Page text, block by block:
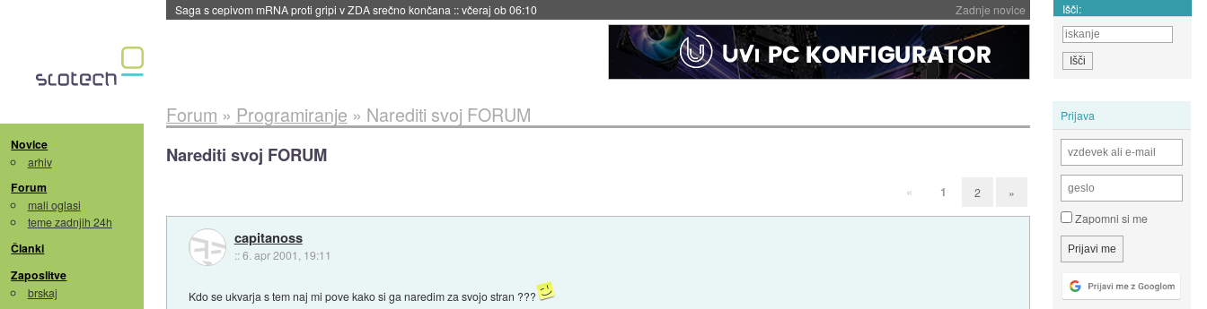
Zadnje novice
Saga s cepivom mRNA proti gripi v ZDA srečno končana ::včeraj ob 06:10 Išči:
Novice
arhiv
Forum
mali oglasi
teme zadnjih 24h
Članki
Zaposlitve
brskaj
Prijava
Zapomni si me
Forum » Programiranje » Narediti svoj FORUM
Narediti svoj FORUM
« 1 2 »
capitanoss
::6. apr 2001, 19:11
Kdo se ukvarja s tem naj mi pove kako si ga naredim za svojo stran ???